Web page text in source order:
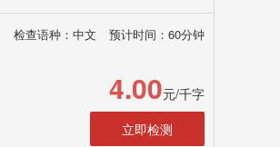
检查语种：中文 预计时间：60分钟
4.00元/千字
立即检测